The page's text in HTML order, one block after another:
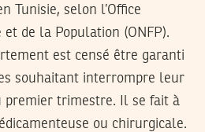
Tunisie, selon l’Office
de la Population (ONFP).
est censé être garanti
souhaitant interrompre leur
premier trimestre. Il se fait à
ou chirurgicale.